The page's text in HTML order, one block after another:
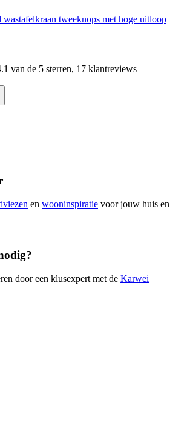
tweeknops met hoge uitloop
van de 5 sterren, 17 klantreviews
en wooninspiratie voor jouw huis en
door een klusexpert met de Karwei